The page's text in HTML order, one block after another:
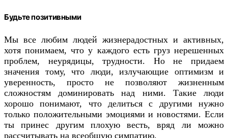
Будьте позитивными
Мы все любим людей жизнерадостных и активных,
хотя понимаем, что у каждого есть груз нерешенных
проблем, неурядицы, трудности. Но не придаем
значения тому, что люди, излучающие оптимизм и
уверенность, просто не позволяют жизненным
сложностям доминировать над ними. Такие люди
хорошо понимают, что делиться с другими нужно
только положительными эмоциями и новостями. Если
ты принес другим плохую весть, вряд ли можно
рассчитывать на всеобщую симпатию.